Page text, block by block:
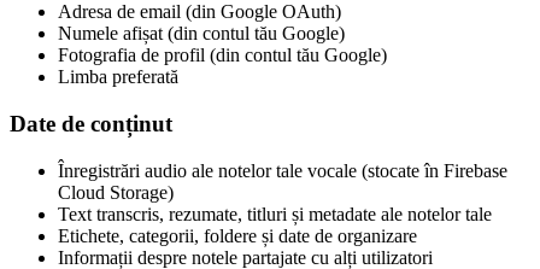
Adresa de email (din Google OAuth)
Numele afișat (din contul tău Google)
Fotografia de profil (din contul tău Google)
Limba preferată
Date de conținut
Înregistrări audio ale notelor tale vocale (stocate în Firebase
Cloud Storage)
Text transcris, rezumate, titluri și metadate ale notelor tale
Etichete, categorii, foldere și date de organizare
Informații despre notele partajate cu alți utilizatori